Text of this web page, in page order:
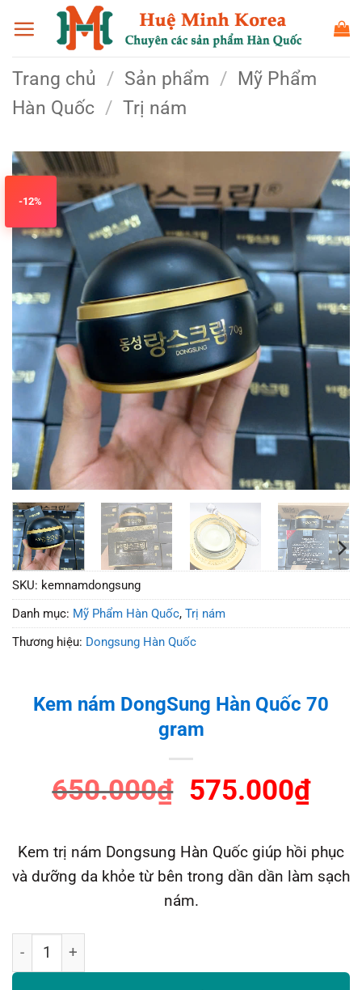
qua
dung
Trang chủ / Sản phẩm /
Mỹ Phẩm
Hàn Quốc / Trị nám
-12%
SKU: kemnamdongsung
Danh mục: Mỹ Phẩm Hàn Quốc, Trị nám
Thương hiệu: Dongsung Hàn Quốc
Kem nám DongSung Hàn Quốc 70
gram
650.000₫ Giá
là:
650.000₫.
575.000₫Giá
tại
là:
Kem trị nám Dongsung Hàn Quốc giúp hồi phục
và dưỡng da khỏe từ bên trong dần dần làm sạch
nám.
Kem nám DongSung Hàn Quốc 70 gram số lượng